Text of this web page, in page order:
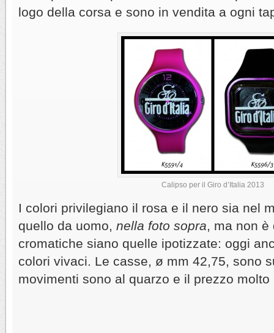
logo della corsa e sono in vendita a ogni
Calipso per il Giro d’Italia 2013
I colori privilegiano il rosa e il nero sia nel
quello da uomo, nella foto sopra , ma non
cromatiche siano quelle ipotizzate: oggi
colori vivaci. Le casse, ø mm 42,75, sono
movimenti sono al quarzo e il prezzo molto